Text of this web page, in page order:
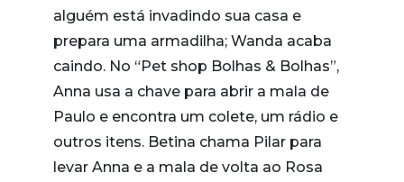
alguém está invadindo sua casa e
prepara uma armadilha; Wanda acaba
caindo. No “Pet shop Bolhas & Bolhas”,
Anna usa a chave para abrir a mala de
Paulo e encontra um colete, um rádio e
outros itens. Betina chama Pilar para
levar Anna e a mala de volta ao Rosa